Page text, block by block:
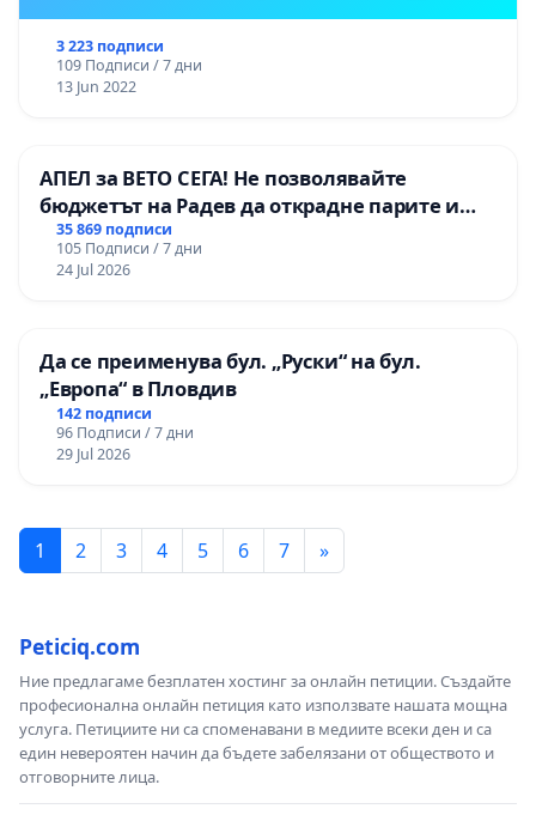
3 223 подписи
109 Подписи / 7 дни
13 Jun 2022
АПЕЛ за ВЕТО СЕГА! Не позволявайте
бюджетът на Радев да открадне парите и
правата ни в тъмното
35 869 подписи
105 Подписи / 7 дни
24 Jul 2026
Да се преименува бул. „Руски“ на бул.
„Европа“ в Пловдив
142 подписи
96 Подписи / 7 дни
29 Jul 2026
1 2 3 4 5 6 7 »
Peticiq.com
Ние предлагаме безплатен хостинг за онлайн петиции. Създайте
професионална онлайн петиция като използвате нашата мощна
услуга. Петициите ни са споменавани в медиите всеки ден и са
един невероятен начин да бъдете забелязани от обществото и
отговорните лица.